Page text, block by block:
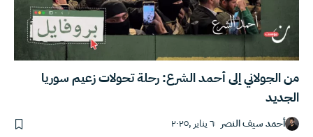
من الجولاني إلى أحمد الشرع: رحلة تحولات زعيم سوريا
الجديد
أحمد سيف النصر ٦ يناير ,٢٠٢٥